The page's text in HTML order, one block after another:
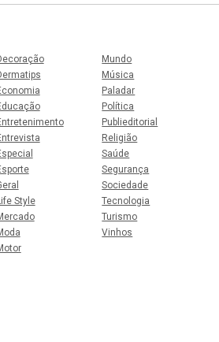
Style
Mundo
Música
Paladar
Política
Publieditorial
Religião
Saúde
Segurança
Sociedade
Tecnologia
Turismo
Vinhos